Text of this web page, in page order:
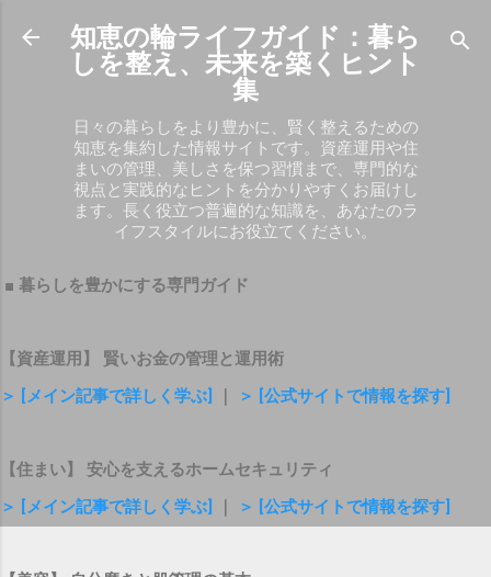
スキップしてメイン コンテンツに移動
知恵の輪ライフガイド：暮ら
しを整え、未来を築くヒント
集
日々の暮らしをより豊かに、賢く整えるための
知恵を集約した情報サイトです。資産運用や住
まいの管理、美しさを保つ習慣まで、専門的な
視点と実践的なヒントを分かりやすくお届けし
ます。長く役立つ普遍的な知識を、あなたのラ
イフスタイルにお役立てください。
■ 暮らしを豊かにする専門ガイド
【資産運用】 賢いお金の管理と運用術
＞ [メイン記事で詳しく学ぶ]
＞ [公式サイトで情報を探す]
【住まい】 安心を支えるホームセキュリティ
＞ [メイン記事で詳しく学ぶ]
＞ [公式サイトで情報を探す]